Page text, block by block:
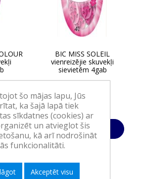
BIC MISS SOLEIL
vienreizējie skuvekļi
sievietēm 4gab
6,20€
Ielikt grozā
šo mājas lapu, Jūs
ka šajā lapā tiek
sīkdatnes (cookies) ar
un atvieglot šis
kā arī nodrošināt
funkcionalitāti.
Akceptēt visu